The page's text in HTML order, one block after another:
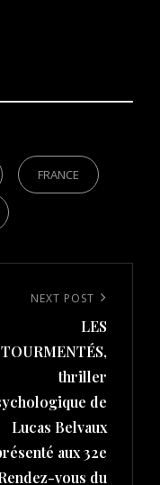
FRANCE
NEXT POST
LES
TOURMENTÉS,
thriller
de
Lucas Belvaux
aux 32e
vous du